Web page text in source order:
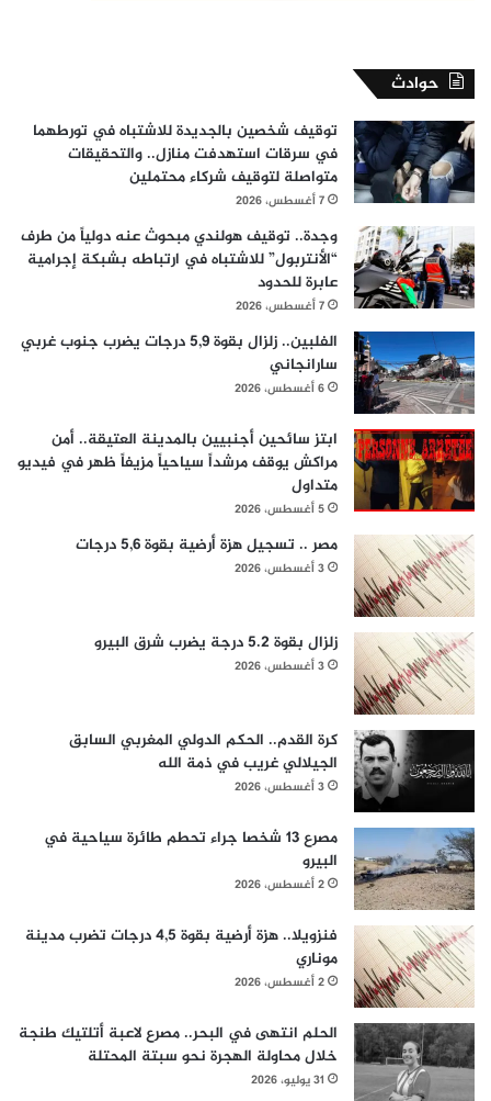
حوادث
توقيف شخصين بالجديدة للاشتباه في تورطهما
في سرقات استهدفت منازل.. والتحقيقات
متواصلة لتوقيف شركاء محتملين
7 أغسطس، 2026
وجدة.. توقيف هولندي مبحوث عنه دولياً من طرف
“الأنتربول” للاشتباه في ارتباطه بشبكة إجرامية
عابرة للحدود
7 أغسطس، 2026
الفلبين.. زلزال بقوة 5,9 درجات يضرب جنوب غربي
سارانجاني
6 أغسطس، 2026
ابتز سائحين أجنبيين بالمدينة العتيقة.. أمن
مراكش يوقف مرشداً سياحياً مزيفاً ظهر في فيديو
متداول
5 أغسطس، 2026
مصر .. تسجيل هزة أرضية بقوة 5,6 درجات
3 أغسطس، 2026
زلزال بقوة 5.2 درجة يضرب شرق البيرو
3 أغسطس، 2026
كرة القدم.. الحكم الدولي المغربي السابق
الجيلالي غريب في ذمة الله
3 أغسطس، 2026
مصرع 13 شخصا جراء تحطم طائرة سياحية في
البيرو
2 أغسطس، 2026
فنزويلا.. هزة أرضية بقوة 4,5 درجات تضرب مدينة
موناري
2 أغسطس، 2026
الحلم انتهى في البحر.. مصرع لاعبة أتلتيك طنجة
خلال محاولة الهجرة نحو سبتة المحتلة
31 يوليو، 2026